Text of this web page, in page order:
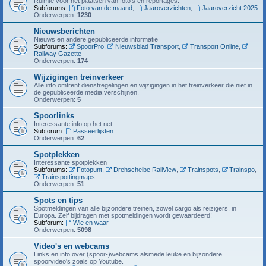
Subforums:
Foto van de maand, Jaaroverzichten,
Jaaroverzicht 2025
Onderwerpen: 1230
Nieuwsberichten
Nieuws en andere gepubliceerde informatie
Subforums:
SpoorPro, Nieuwsblad Transport, Transport Online,
Railway Gazette
Onderwerpen: 174
Wijzigingen treinverkeer
Alle info omtrent dienstregelingen en wijzigingen in het treinverkeer die niet in
de gepubliceerde media verschijnen.
Onderwerpen: 5
Spoorlinks
Interessante info op het net
Subforum:
Passeerlijsten
Onderwerpen: 62
Spotplekken
Interessante spotplekken
Subforums:
Fotopunt, Drehscheibe RailView, Trainspots Trainspo
Trainspottingmaps
Onderwerpen: 51
Spots en tips
Spotmeldingen van alle bijzondere treinen, zowel cargo als reizigers, in
Europa. Zelf bijdragen met spotmeldingen wordt gewaardeerd!
Subforum:
Wie en waar
Onderwerpen: 5098
Video's en webcams
Links en info over (spoor-)webcams alsmede leuke en bijzondere
spoorvideo's zoals op Youtube.